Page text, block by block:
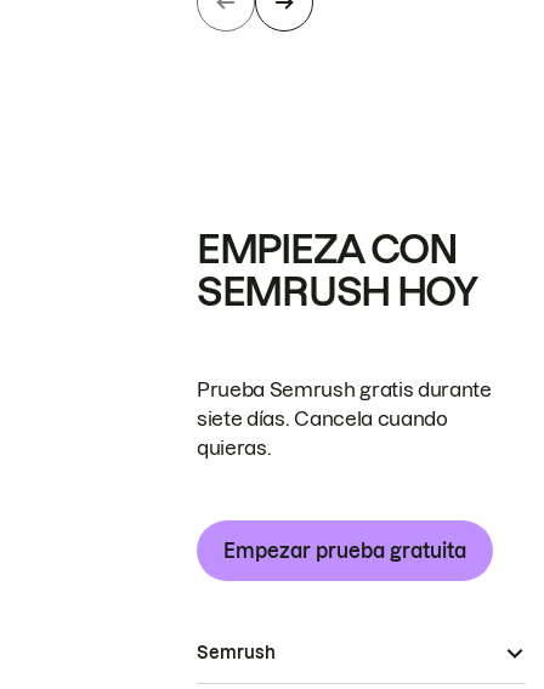
EMPIEZA CON
SEMRUSH HOY
Prueba Semrush gratis durante
siete días. Cancela cuando
quieras.
Empezar prueba gratuita
Semrush